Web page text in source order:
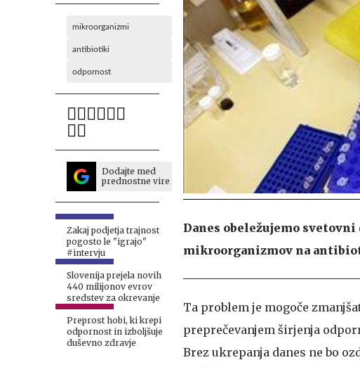
mikroorganizmi
antibiotiki
odpornost
Dodajte med
prednostne vire
Zakaj podjetja trajnost
pogosto le "igrajo"
#intervju
Slovenija prejela novih
440 milijonov evrov
sredstev za okrevanje
Preprost hobi, ki krepi
odpornost in izboljšuje
duševno zdravje
Danes obeležujemo
mikroorganizmov na
Ta problem je mogoče
preprečevanjem širjenja
Brez ukrepanja danes ne bo